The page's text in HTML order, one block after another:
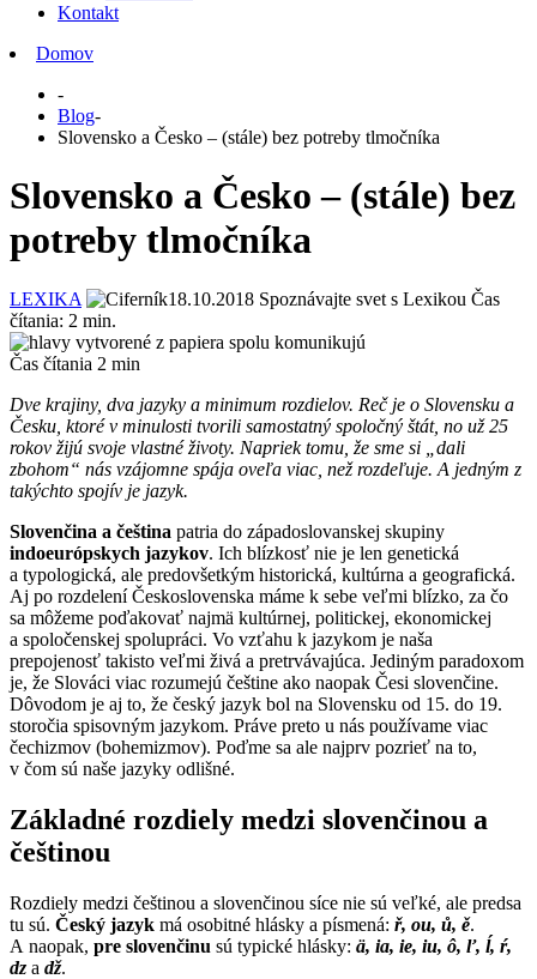
Kontakt
Domov
-
Blog-
Slovensko a Česko – (stále) bez potreby tlmočníka
Slovensko a Česko – (stále) bez
potreby tlmočníka
LEXIKA 18.10.2018 Spoznávajte svet s Lexikou Čas
čítania: 2 min.
Čas čítania 2 min
Dve krajiny, dva jazyky a minimum rozdielov. Reč je o Slovensku a
Česku, ktoré v minulosti tvorili samostatný spoločný štát, no už 25
rokov žijú svoje vlastné životy. Napriek tomu, že sme si „dali
zbohom“ nás vzájomne spája oveľa viac, než rozdeľuje. A jedným z
takýchto spojív je jazyk.
Slovenčina a čeština patria do západoslovanskej skupiny
indoeurópskych jazykov. Ich blízkosť nie je len genetická
a typologická, ale predovšetkým historická, kultúrna a geografická.
Aj po rozdelení Československa máme k sebe veľmi blízko, za čo
sa môžeme poďakovať najmä kultúrnej, politickej, ekonomickej
a spoločenskej spolupráci. Vo vzťahu k jazykom je naša
prepojenosť takisto veľmi živá a pretrvávajúca. Jediným paradoxom
je, že Slováci viac rozumejú češtine ako naopak Česi slovenčine.
Dôvodom je aj to, že český jazyk bol na Slovensku od 15. do 19.
storočia spisovným jazykom. Práve preto u nás používame viac
čechizmov (bohemizmov). Poďme sa ale najprv pozrieť na to,
v čom sú naše jazyky odlišné.
Základné rozdiely medzi slovenčinou a
češtinou
Rozdiely medzi češtinou a slovenčinou síce nie sú veľké, ale predsa
tu sú. Český jazyk má osobitné hlásky a písmená: ř, ou, ů, ě.
A naopak, pre slovenčinu sú typické hlásky: ä, ia, ie, iu, ô, ľ, ĺ, ŕ,
dz a dž.